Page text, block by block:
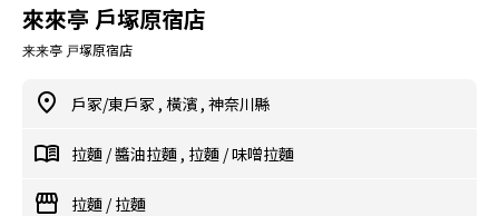
來來亭 戶塚原宿店
来来亭 戸塚原宿店
戶冢/東戶冢 , 橫濱 , 神奈川縣
拉麵 /醬油拉麵 , 拉麵 /味噌拉麵
拉麵 /拉麵